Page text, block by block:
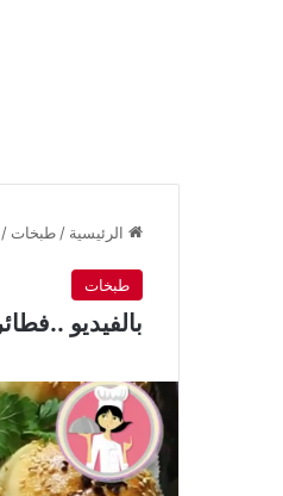
الرئيسية / طبخات /
طبخات
بالفيديو